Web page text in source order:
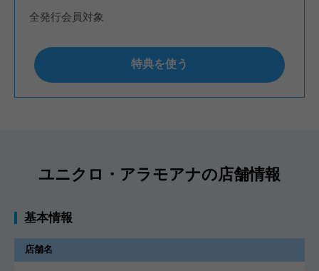
全発行会員対象
特典を使う
ユニクロ・アラモアナの店舗情報
基本情報
店舗名